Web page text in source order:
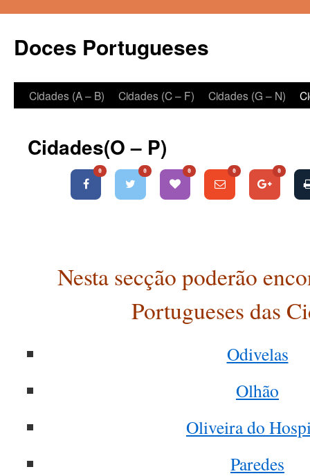
Doces Portugueses
Skip
content
Cidades (A – B) Cidades (C – F) Cidades (G – N)
Cidades(O – P)
0 0 0 0 0
Nesta secção poderão
Portugueses das
Odivelas
Olhão
Oliveira do
Paredes